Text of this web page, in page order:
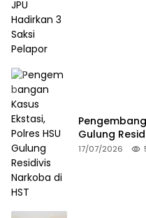
Gulung
17/07/2026